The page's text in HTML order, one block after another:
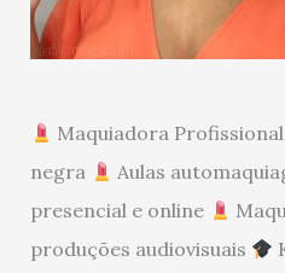
Maquiadora
negra
Aulas
presencial e online
produções audiovisuais